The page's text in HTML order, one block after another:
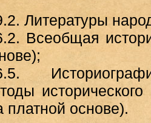
Литературы
Всеобщая
платной основе).